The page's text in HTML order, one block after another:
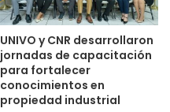
UNIVO y CNR desarrollaron
jornadas de capacitación
para fortalecer
conocimientos en
propiedad industrial